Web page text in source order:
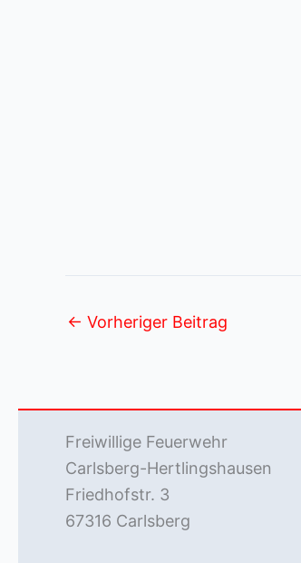
← Vorheriger Beitrag
Freiwillige Feuerwehr
Carlsberg-Hertlingshausen
Friedhofstr. 3
67316 Carlsberg